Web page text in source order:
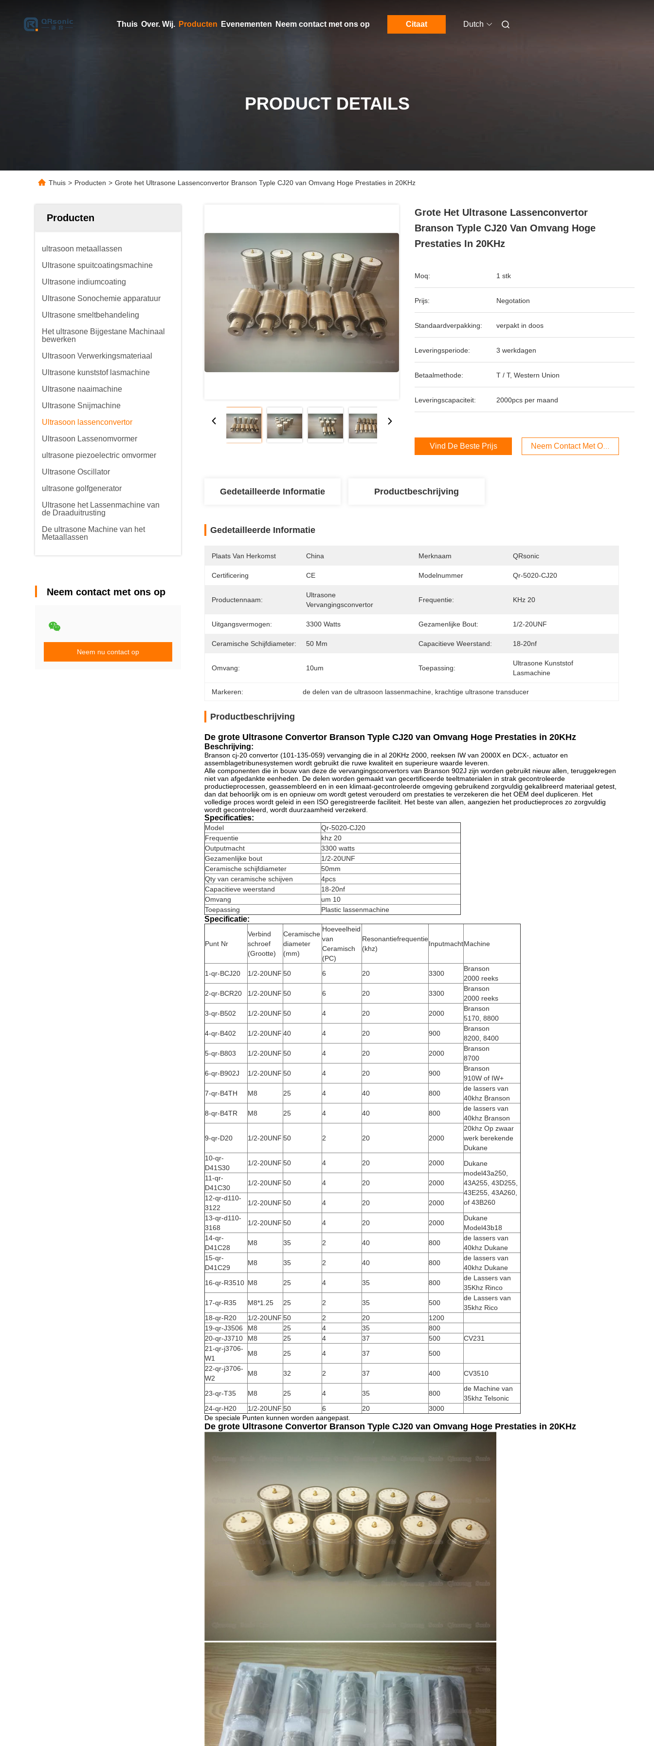
Thuis Over. Wij. Producten Evenementen Neem contact met ons op Citaat Dutch
PRODUCT DETAILS
Thuis > Producten > Grote het Ultrasone Lassenconvertor Branson Typle CJ20 van Omvang Hoge Prestaties in 20KHz
Producten
ultrasoon metaallassen
Ultrasone spuitcoatingsmachine
Ultrasone indiumcoating
Ultrasone Sonochemie apparatuur
Ultrasone smeltbehandeling
Het ultrasone Bijgestane Machinaal
bewerken
Ultrasoon Verwerkingsmateriaal
Ultrasone kunststof lasmachine
Ultrasone naaimachine
Ultrasone Snijmachine
Ultrasoon lassenconvertor
Ultrasoon Lassenomvormer
ultrasone piezoelectric omvormer
Ultrasone Oscillator
ultrasone golfgenerator
Ultrasone het Lassenmachine van
de Draaduitrusting
De ultrasone Machine van het
Metaallassen
Neem contact met ons op
Neem nu contact op
Grote Het Ultrasone Lassenconvertor
Branson Typle CJ20 Van Omvang Hoge
Prestaties In 20KHz
Moq: 1 stk
Prijs: Negotation
Standaardverpakking: verpakt in doos
Leveringsperiode: 3 werkdagen
Betaalmethode: T / T, Western Union
Leveringscapaciteit: 2000pcs per maand
Vind De Beste Prijs Neem Contact Met Ons Op
Gedetailleerde Informatie Productbeschrijving
Gedetailleerde Informatie
Plaats Van Herkomst China Merknaam QRsonic
Certificering CE Modelnummer Qr-5020-CJ20
Productennaam:
Ultrasone
Vervangingsconvertor
Frequentie: KHz 20
Uitgangsvermogen: 3300 Watts Gezamenlijke Bout: 1/2-20UNF
Ceramische Schijfdiameter: 50 Mm Capacitieve Weerstand: 18-20nf
Omvang: 10um Toepassing:
Ultrasone Kunststof
Lasmachine
Markeren: de delen van de ultrasoon lassenmachine krachtige ultrasone transducer
Productbeschrijving
De grote Ultrasone Convertor Branson Typle CJ20 van Omvang Hoge Prestaties in 20KHz
Beschrijving:
Branson cj-20 convertor (101-135-059) vervanging die in al 20KHz 2000, reeksen IW van 2000X en DCX-, actuator en
assemblagetribunesystemen wordt gebruikt die ruwe kwaliteit en superieure waarde leveren.
Alle componenten die in bouw van deze de vervangingsconvertors van Branson 902J zijn worden gebruikt nieuw allen, teruggekregen
niet van afgedankte eenheden. De delen worden gemaakt van gecertificeerde teeltmaterialen in strak gecontroleerde
productieprocessen, geassembleerd en in een klimaat-gecontroleerde omgeving gebruikend zorgvuldig gekalibreerd materiaal getest,
dan dat behoorlijk om is en opnieuw om wordt getest verouderd om prestaties te verzekeren die het OEM deel dupliceren. Het
volledige proces wordt geleid in een ISO geregistreerde faciliteit. Het beste van allen, aangezien het productieproces zo zorgvuldig
wordt gecontroleerd, wordt duurzaamheid verzekerd.
Specificaties:
Model
Qr-5020-CJ20
Frequentie
khz 20
Outputmacht
3300 watts
Gezamenlijke bout
1/2-20UNF
Ceramische schijfdiameter
50mm
Qty van ceramische schijven
4pcs
Capacitieve weerstand
18-20nf
Omvang
um 10
Toepassing
Plastic lassenmachine
Specificatie:
Punt Nr
Verbind
schroef
(Grootte)
Ceramische
diameter
(mm)
Hoeveelheid
van
Ceramisch
(PC)
Resonantiefrequentie
(khz)
InputmachtMachine
1-qr-BCJ20 1/2-20UNF 50 6 20 3300
Branson
2000 reeks
2-qr-BCR20
1/2-20UNF 50 6 20 3300
Branson
2000 reeks
3-qr-B502
1/2-20UNF 50 4 20 2000
Branson
5170, 8800
4-qr-B402
1/2-20UNF 40 4 20 900
Branson
8200, 8400
5-qr-B803
1/2-20UNF 50 4 20 2000
Branson
8700
6-qr-B902J
1/2-20UNF 50 4 20 900
Branson
910W of IW+
7-qr-B4TH
M8 25 4 40 800
de lassers van
40khz Branson
8-qr-B4TR
M8 25 4 40 800
de lassers van
40khz Branson
9-qr-D20 1/2-20UNF 50 2 20 2000
20khz Op zwaar
werk berekende
Dukane
10-qr-
D41S30
1/2-20UNF 50 4 20 2000
Dukane
model43a250,
43A255, 43D255,
43E255, 43A260,
of 43B260
11-qr-
D41C30
1/2-20UNF 50 4 20
2000
12-qr-d110-
3122
1/2-20UNF 50 4 20
2000
13-qr-d110-
3168
1/2-20UNF 50 4 20 2000
Dukane
Model43b18
14-qr-
D41C28
M8 35 2 40 800
de lassers van
40khz Dukane
15-qr-
D41C29
M8 35 2 40 800
de lassers van
40khz Dukane
16-qr-R3510 M8 25 4 35 800
de Lassers van
35Khz Rinco
17-qr-R35
M8*1.25 25 2 35 500
de Lassers van
35khz Rico
18-qr-R20
1/2-20UNF 50 2 20
1200
19-qr-J3506
M8 25 4 35
800
20-qr-J3710
M8 25 4 37 500
CV231
21-qr-j3706-
W1
M8 25 4 37
500
22-qr-j3706-
W2
M8 32 2 37 400 CV3510
23-qr-T35 M8 25 4 35 800
de Machine van
35khz Telsonic
24-qr-H20
1/2-20UNF 50 6 20
3000
De speciale Punten kunnen worden aangepast.
De grote Ultrasone Convertor Branson Typle CJ20 van Omvang Hoge Prestaties in 20KHz